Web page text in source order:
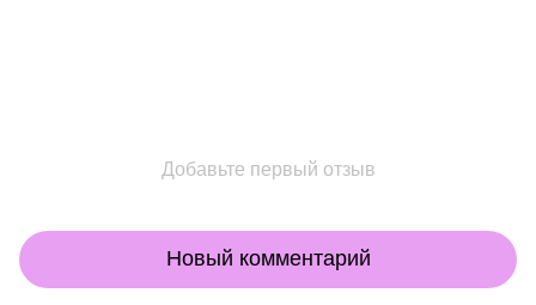
Добавьте первый отзыв
Новый комментарий